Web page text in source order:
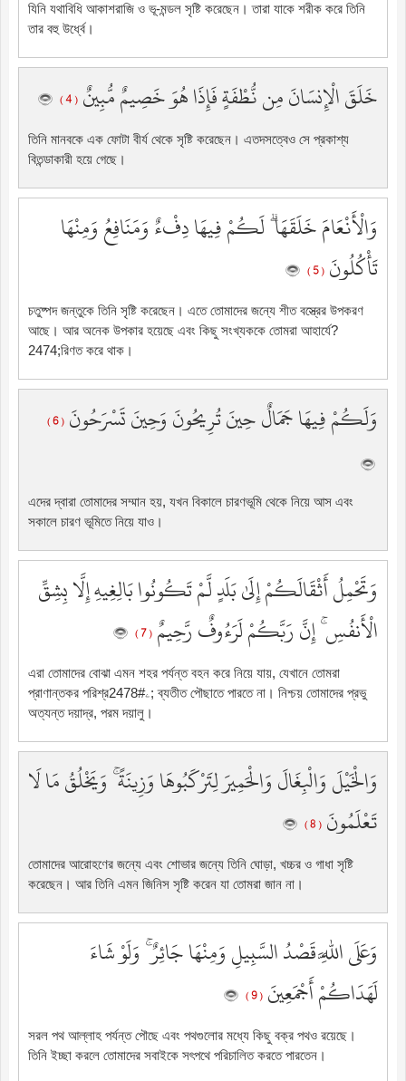
যিনি যথাবিধি আকাশরাজি ও ভূ-মন্ডল সৃষ্টি করেছেন। তারা যাকে শরীক করে তিনি
তার বহু উর্ধ্বে।
خَلَقَ الْإِنسَانَ مِن نُّطْفَةٍ فَإِذَا هُوَ خَصِيمٌ مُّبِينٌ ( 4 )
তিনি মানবকে এক ফোটা বীর্য থেকে সৃষ্টি করেছেন। এতদসত্বেও সে প্রকাশ্য
বিতন্ডাকারী হয়ে গেছে।
وَالْأَنْعَامَ خَلَقَهَا ۗ لَكُمْ فِيهَا دِفْءٌ وَمَنَافِعُ وَمِنْهَا
تَأْكُلُونَ ( 5 )
চতুষ্পদ জন্তুকে তিনি সৃষ্টি করেছেন। এতে তোমাদের জন্যে শীত বস্ত্রের উপকরণ
আছে। আর অনেক উপকার হয়েছে এবং কিছু সংখ্যককে তোমরা আহার্যে?
2474;রিণত করে থাক।
وَلَكُمْ فِيهَا جَمَالٌ حِينَ تُرِيحُونَ وَحِينَ تَسْرَحُونَ ( 6 )
এদের দ্বারা তোমাদের সম্মান হয়, যখন বিকালে চারণভূমি থেকে নিয়ে আস এবং
সকালে চারণ ভূমিতে নিয়ে যাও।
وَتَحْمِلُ أَثْقَالَكُمْ إِلَىٰ بَلَدٍ لَّمْ تَكُونُوا بَالِغِيهِ إِلَّا بِشِقِّ
الْأَنفُسِ ۚ إِنَّ رَبَّكُمْ لَرَءُوفٌ رَّحِيمٌ ( 7 )
এরা তোমাদের বোঝা এমন শহর পর্যন্ত বহন করে নিয়ে যায়, যেখানে তোমরা
প্রাণান্তকর পরিশ্রۦ#2478; ব্যতীত পৌছাতে পারতে না। নিশ্চয় তোমাদের প্রভু
অত্যন্ত দয়াদ্র, পরম দয়ালু।
وَالْخَيْلَ وَالْبِغَالَ وَالْحَمِيرَ لِتَرْكَبُوهَا وَزِينَةً ۚ وَيَخْلُقُ مَا لَا
تَعْلَمُونَ ( 8 )
তোমাদের আরোহণের জন্যে এবং শোভার জন্যে তিনি ঘোড়া, খচ্চর ও গাধা সৃষ্টি
করেছেন। আর তিনি এমন জিনিস সৃষ্টি করেন যা তোমরা জান না।
وَعَلَى اللَّهِ قَصْدُ السَّبِيلِ وَمِنْهَا جَائِرٌ ۚ وَلَوْ شَاءَ
لَهَدَاكُمْ أَجْمَعِينَ ( 9 )
সরল পথ আল্লাহ পর্যন্ত পৌছে এবং পথগুলোর মধ্যে কিছু বক্র পথও রয়েছে।
তিনি ইচ্ছা করলে তোমাদের সবাইকে সৎপথে পরিচালিত করতে পারতেন।